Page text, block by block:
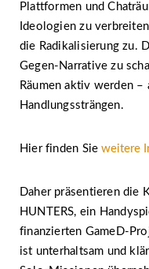
Plattformen und
Ideologien zu
die Radikalisierung zu.
Gegen-Narrative zu
Räumen aktiv werden
Handlungssträngen.
Hier finden Sieweitere
Daher präsentieren die
HUNTERS, ein
finanzierten GameD-
ist unterhaltsam und